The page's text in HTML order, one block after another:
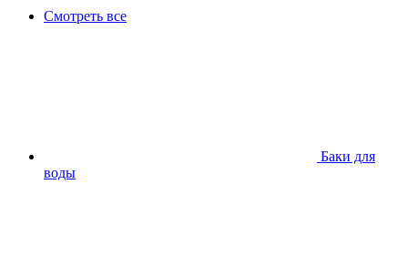
Смотреть все
Баки для
воды